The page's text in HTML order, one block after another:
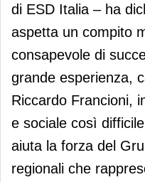
di ESD Italia – ha
aspetta un compito
consapevole di
grande esperienza,
Riccardo Francioni,
e sociale così
aiuta la forza del
regionali che